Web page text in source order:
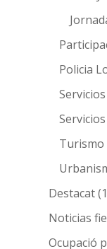
Policia
Turismo
Destacat
Noticias
Ocupació